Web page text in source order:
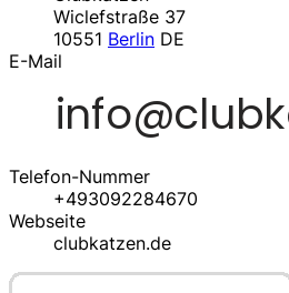
Wiclefstraße 37
10551 Berlin DE
E-Mail
Telefon-Nummer
+493092284670
Webseite
clubkatzen.de